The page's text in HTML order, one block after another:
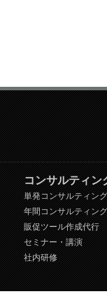
コンサルティン
単発コンサルティング
年間コンサルティング
販促ツール作成代行
セミナー・講演
社内研修